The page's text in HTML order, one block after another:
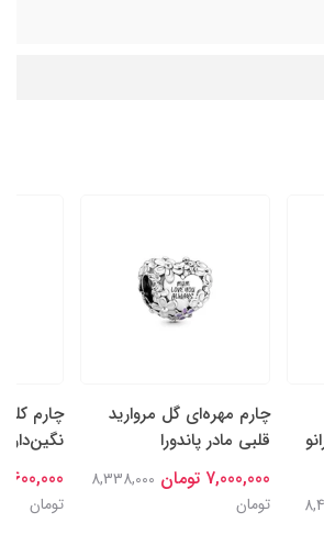
چارم مهره‌ای گل‌ مروارید
قلبی مادر پاندورا
7,000,000 تومان
8,338,000
تومان
چارم
نگین‌دار
7,600,000
تومان